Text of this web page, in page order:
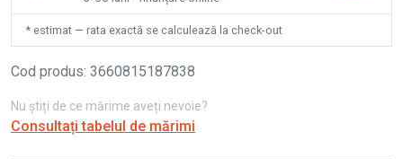
* estimat — rata exactă se calculează la check-out
Cod produs: 3660815187838
Nu știți de ce mărime aveți nevoie?
Consultați tabelul de mărimi